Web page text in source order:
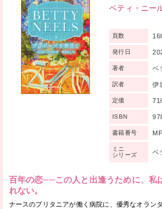
ベティ・ニー
百年の恋──この人と出逢うために、私
れない。
ナースのブリタニアが働く病院に、優秀なオラン
頁数
発行日
著者 ベ
訳者 伊
定価
ISBN
書籍番号
ミニ
シリーズ
ベ